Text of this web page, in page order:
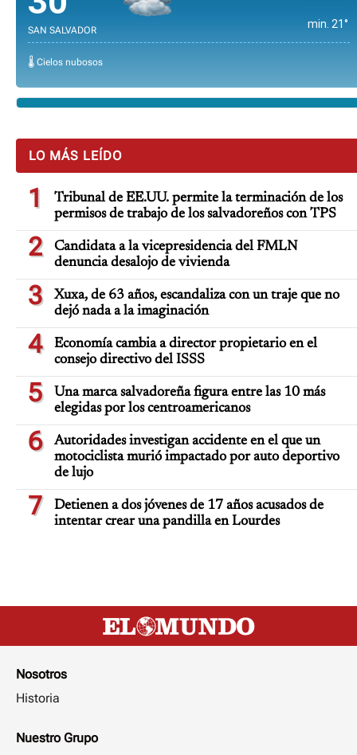
SAN SALVADOR min. 21°
🌡️ Cielos nubosos
LO MÁS LEÍDO
1
Tribunal de EE.UU. permite la terminación de los
permisos de trabajo de los salvadoreños con TPS
2
Candidata a la vicepresidencia del FMLN
denuncia desalojo de vivienda
3
Xuxa, de 63 años, escandaliza con un traje que no
dejó nada a la imaginación
4
Economía cambia a director propietario en el
consejo directivo del ISSS
5
Una marca salvadoreña figura entre las 10 más
elegidas por los centroamericanos
6
Autoridades investigan accidente en el que un
motociclista murió impactado por auto deportivo
de lujo
7
Detienen a dos jóvenes de 17 años acusados de
intentar crear una pandilla en Lourdes
Nosotros
Historia
Nuestro Grupo